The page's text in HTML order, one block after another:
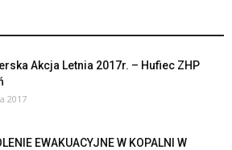
Akcja Letnia 2017r. – Hufiec ZHP
2017
EWAKUACYJNE W KOPALNI W